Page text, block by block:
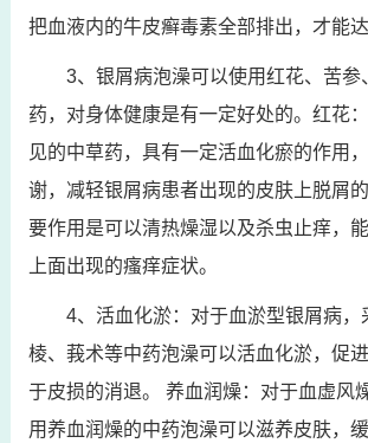
把血液内的牛皮癣毒素全部排出，才能达
3、银屑病泡澡可以使用红花、苦参
药，对身体健康是有一定好处的。红花
见的中草药，具有一定活血化瘀的作用
谢，减轻银屑病患者出现的皮肤上脱屑
要作用是可以清热燥湿以及杀虫止痒，
上面出现的瘙痒症状。
4、活血化淤：对于血淤型银屑病，
棱、莪术等中药泡澡可以活血化淤，促
于皮损的消退。 养血润燥：对于血虚风
用养血润燥的中药泡澡可以滋养皮肤，